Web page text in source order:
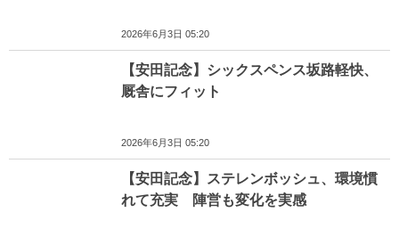
2026年6月3日 05:20
【安田記念】シックスペンス坂路軽快、
厩舎にフィット
2026年6月3日 05:20
【安田記念】ステレンボッシュ、環境慣
れて充実 陣営も変化を実感